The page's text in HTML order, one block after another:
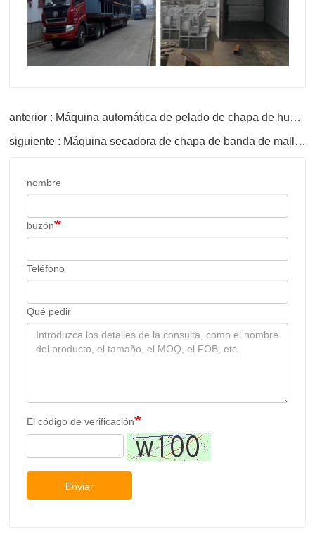
anterior : Máquina automática de pelado de chapa de husillo de 8 pies
siguiente : Máquina secadora de chapa de banda de malla multicapa
nombre
buzón
Teléfono
Qué pedir
El código de verificación
Enviar